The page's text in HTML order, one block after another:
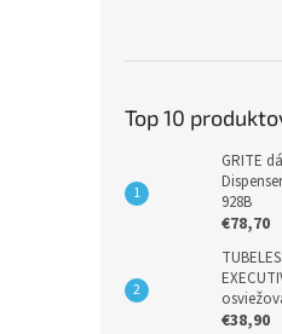
Top 10
GRITE
928B
€78,70
€38,90